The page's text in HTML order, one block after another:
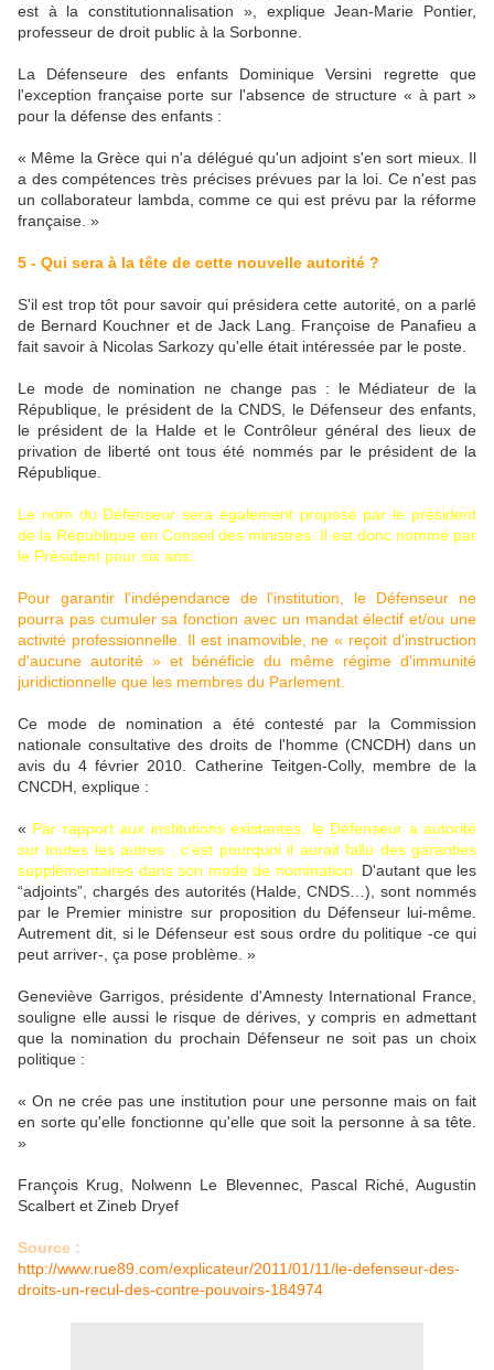
est à la constitutionnalisation », explique Jean-Marie Pontier,
professeur de droit public à la Sorbonne.
La Défenseure des enfants Dominique Versini regrette que
l'exception française porte sur l'absence de structure « à part »
pour la défense des enfants :
« Même la Grèce qui n'a délégué qu'un adjoint s'en sort mieux. Il
a des compétences très précises prévues par la loi. Ce n'est pas
un collaborateur lambda, comme ce qui est prévu par la réforme
française. »
5 - Qui sera à la tête de cette nouvelle autorité ?
S'il est trop tôt pour savoir qui présidera cette autorité, on a parlé
de Bernard Kouchner et de Jack Lang. Françoise de Panafieu a
fait savoir à Nicolas Sarkozy qu'elle était intéressée par le poste.
Le mode de nomination ne change pas : le Médiateur de la
République, le président de la CNDS, le Défenseur des enfants,
le président de la Halde et le Contrôleur général des lieux de
privation de liberté ont tous été nommés par le président de la
République.
Le nom du Défenseur sera également proposé par le président
de la République en Conseil des ministres. Il est donc nommé par
le Président pour six ans.
Pour garantir l'indépendance de l'institution, le Défenseur ne
pourra pas cumuler sa fonction avec un mandat électif et/ou une
activité professionnelle. Il est inamovible, ne « reçoit d'instruction
d'aucune autorité » et bénéficie du même régime d'immunité
juridictionnelle que les membres du Parlement.
Ce mode de nomination a été contesté par la Commission
nationale consultative des droits de l'homme (CNCDH) dans un
avis du 4 février 2010. Catherine Teitgen-Colly, membre de la
CNCDH, explique :
« Par rapport aux institutions existantes, le Défenseur a autorité
sur toutes les autres ; c'est pourquoi il aurait fallu des garanties
supplémentaires dans son mode de nomination.
D'autant que les
“adjoints”, chargés des autorités (Halde, CNDS…), sont nommés
par le Premier ministre sur proposition du Défenseur lui-même.
Autrement dit, si le Défenseur est sous ordre du politique -ce qui
peut arriver-, ça pose problème. »
Geneviève Garrigos, présidente d'Amnesty International France,
souligne elle aussi le risque de dérives, y compris en admettant
que la nomination du prochain Défenseur ne soit pas un choix
politique :
« On ne crée pas une institution pour une personne mais on fait
en sorte qu'elle fonctionne qu'elle que soit la personne à sa tête.
»
François Krug, Nolwenn Le Blevennec, Pascal Riché, Augustin
Scalbert et Zineb Dryef
Source :
http://www.rue89.com/explicateur/2011/01/11/le-defenseur-des-
droits-un-recul-des-contre-pouvoirs-184974